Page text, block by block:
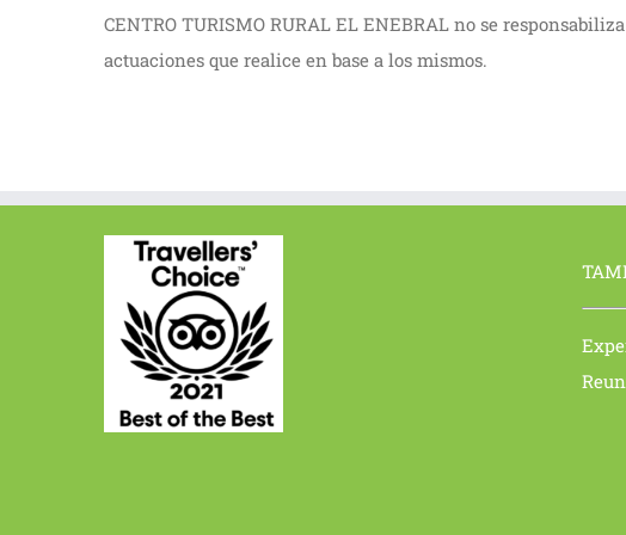
CENTRO TURISMO RURAL EL ENEBRAL no se
actuaciones que realice en base a los mismos.